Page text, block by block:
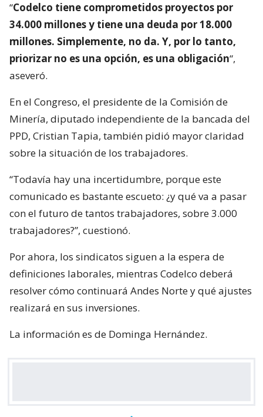
“Codelco tiene comprometidos proyectos por
34.000 millones y tiene una deuda por 18.000
millones. Simplemente, no da. Y, por lo tanto,
priorizar no es una opción, es una obligación“,
aseveró.
En el Congreso, el presidente de la Comisión de
Minería, diputado independiente de la bancada del
PPD, Cristian Tapia, también pidió mayor claridad
sobre la situación de los trabajadores.
“Todavía hay una incertidumbre, porque este
comunicado es bastante escueto: ¿y qué va a pasar
con el futuro de tantos trabajadores, sobre 3.000
trabajadores?”, cuestionó.
Por ahora, los sindicatos siguen a la espera de
definiciones laborales, mientras Codelco deberá
resolver cómo continuará Andes Norte y qué ajustes
realizará en sus inversiones.
La información es de Dominga Hernández.